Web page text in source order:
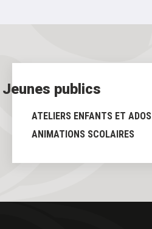
Jeunes publics
ATELIERS ENFANTS ET ADOS
ANIMATIONS SCOLAIRES